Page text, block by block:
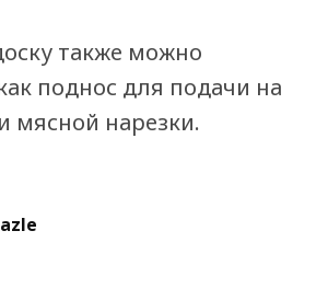
также можно
поднос для подачи на
мясной нарезки.